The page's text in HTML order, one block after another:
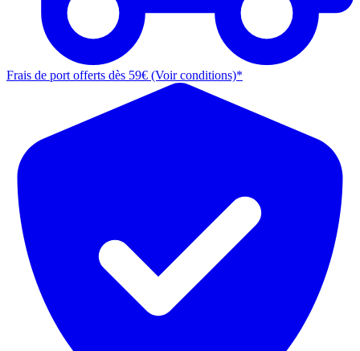
Frais de port offerts dès 59€ (Voir conditions)*